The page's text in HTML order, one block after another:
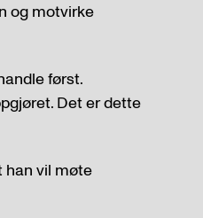
og motvirke
først.
Det er dette
han vil møte